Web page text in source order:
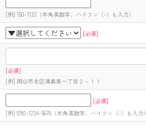
[例] 150-1132（半角英数字、ハイフン（-）も入力）
[必須]
[必須]
[例] 岡山市北区津島東一丁目２－１１
[必須]
[例] 090-1234-5678（半角英数字、ハイフン（-）も入力）